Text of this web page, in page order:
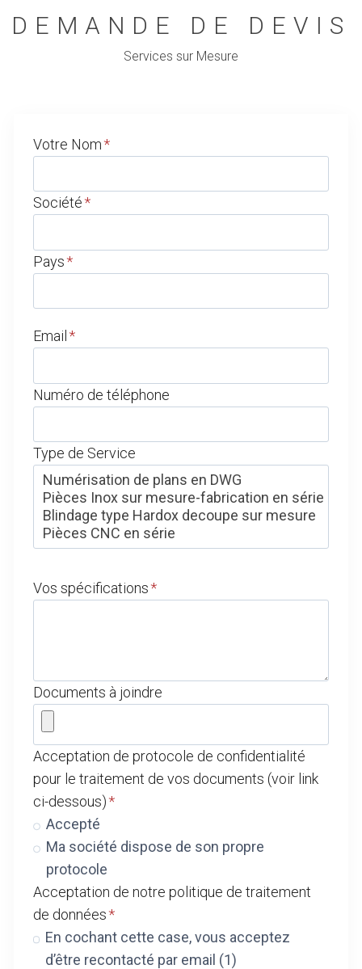
DEMANDE DE DEVIS
Services sur Mesure
Votre Nom*
Société*
Pays*
Email *
Numéro de téléphone
Type de Service
Vos spécifications*
Documents à joindre
Acceptation de protocole de confidentialité
pour le traitement de vos documents (voir link
ci-dessous)*
Accepté
Ma société dispose de son propre
protocole
Acceptation de notre politique de traitement
de données*
En cochant cette case, vous acceptez
d’être recontacté par email (1)